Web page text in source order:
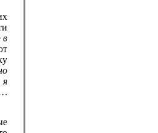
в
я